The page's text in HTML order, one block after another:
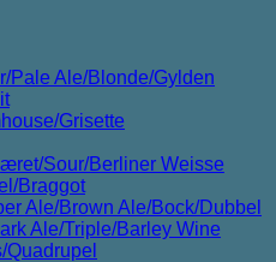
Pale Ale/Blonde/Gylden
Grisette
Sour/Berliner Weisse
Braggot
Ale/Brown Ale/Bock/Dubbel
Ale/Triple/Barley Wine
Quadrupel